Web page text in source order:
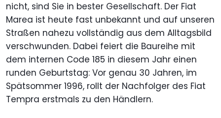
nicht, sind Sie in bester Gesellschaft. Der Fiat
Marea ist heute fast unbekannt und auf unseren
Straßen nahezu vollständig aus dem Alltagsbild
verschwunden. Dabei feiert die Baureihe mit
dem internen Code 185 in diesem Jahr einen
runden Geburtstag: Vor genau 30 Jahren, im
Spätsommer 1996, rollt der Nachfolger des Fiat
Tempra erstmals zu den Händlern.